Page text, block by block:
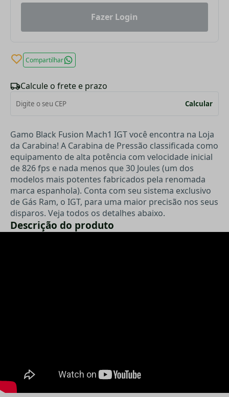
Fazer Login
Compartilhar
Calcule o frete e prazo
Calcular
Gamo Black Fusion Mach1 IGT você encontra na Loja
da Carabina! A Carabina de Pressão classificada como
equipamento de alta potência com velocidade inicial
de 826 fps e nada menos que 30 Joules (um dos
modelos mais potentes fabricados pela renomada
marca espanhola). Conta com seu sistema exclusivo
de Gás Ram, o IGT, para uma maior precisão nos seus
disparos. Veja todos os detalhes abaixo.
Descrição do produto